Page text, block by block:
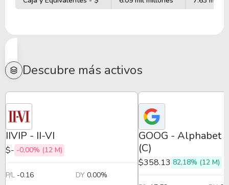
Descubre más activos
IIVIP - II-VI
$- -0,00% (12 M)
P/L -0.16 DY 0.00%
GOOG - Alphabet
(C)
$358.13 82,18% (12 M)